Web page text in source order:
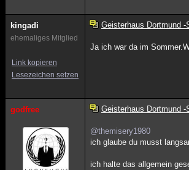
kingadi
ehemaliges Mitglied
Link kopieren
Lesezeichen setzen
Geisterhaus Dortmund -
Ja ich war da im
godfree Geisterhaus Dortmund -
@themisery1980
ich glaube du musst
ich halte das allgemein